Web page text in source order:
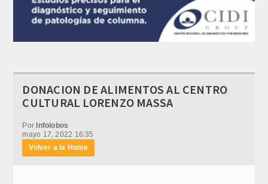
DONACION DE ALIMENTOS AL CENTRO
CULTURAL LORENZO MASSA
PorInfolobos
mayo 17, 2022 16:35
Volver a la Home